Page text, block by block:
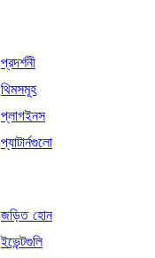
প্রদর্শনী
থিমসমূহ
প্লাগইনস
প্যাটার্নগুলো
জড়িত হোন
ইভেন্টগুলি